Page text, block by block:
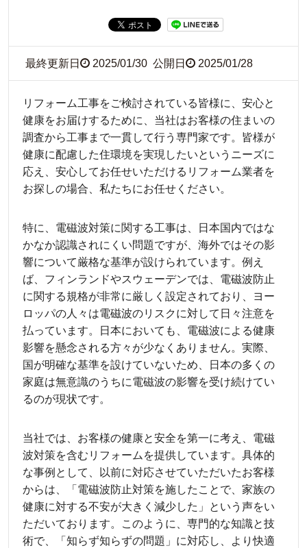
最終更新日 2025/01/30 公開日 2025/01/28
リフォーム工事をご検討されている皆様に、安心と
健康をお届けするために、当社はお客様の住まいの
調査から工事まで一貫して行う専門家です。皆様が
健康に配慮した住環境を実現したいというニーズに
応え、安心してお任せいただけるリフォーム業者を
お探しの場合、私たちにお任せください。
特に、電磁波対策に関する工事は、日本国内ではな
かなか認識されにくい問題ですが、海外ではその影
響について厳格な基準が設けられています。例え
ば、フィンランドやスウェーデンでは、電磁波防止
に関する規格が非常に厳しく設定されており、ヨー
ロッパの人々は電磁波のリスクに対して日々注意を
払っています。日本においても、電磁波による健康
影響を懸念される方々が少なくありません。実際、
国が明確な基準を設けていないため、日本の多くの
家庭は無意識のうちに電磁波の影響を受け続けてい
るのが現状です。
当社では、お客様の健康と安全を第一に考え、電磁
波対策を含むリフォームを提供しています。具体的
な事例として、以前に対応させていただいたお客様
からは、「電磁波防止対策を施したことで、家族の
健康に対する不安が大きく減少した」という声をい
ただいております。このように、専門的な知識と技
術で、「知らず知らずの問題」に対応し、より快適